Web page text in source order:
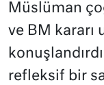
Müslüman
ve BM kararı
refleksif bir